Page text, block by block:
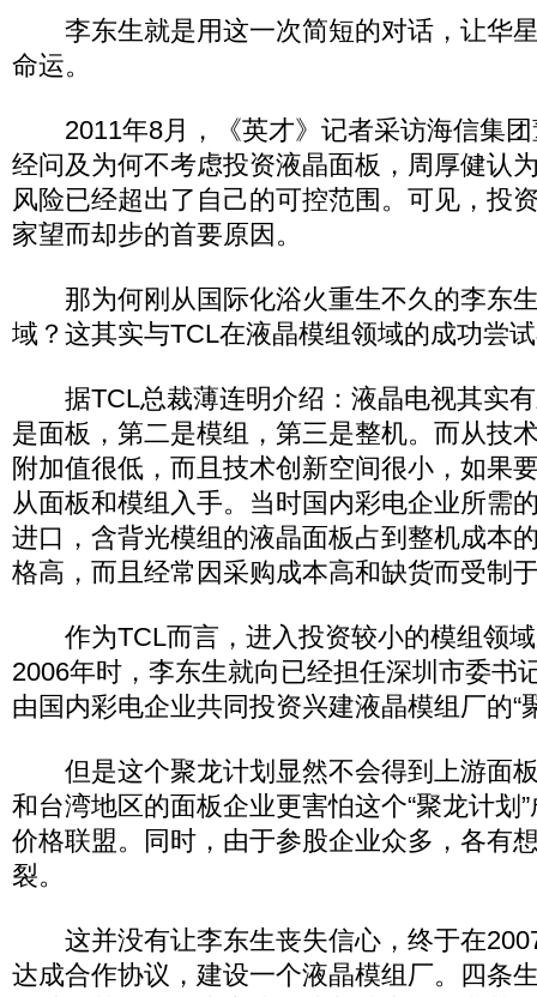
李东生就是用这一次简短的对话，让华
命运。
2011年8月，《英才》记者采访海信集团
经问及为何不考虑投资液晶面板，周厚健认
风险已经超出了自己的可控范围。可见，投
家望而却步的首要原因。
那为何刚从国际化浴火重生不久的李东
域？这其实与TCL在液晶模组领域的成功尝
据TCL总裁薄连明介绍：液晶电视其实有
是面板，第二是模组，第三是整机。而从技
附加值很低，而且技术创新空间很小，如果
从面板和模组入手。当时国内彩电企业所需
进口，含背光模组的液晶面板占到整机成本
格高，而且经常因采购成本高和缺货而受制
作为TCL而言，进入投资较小的模组领域
2006年时，李东生就向已经担任深圳市委书
由国内彩电企业共同投资兴建液晶模组厂的“
但是这个聚龙计划显然不会得到上游面
和台湾地区的面板企业更害怕这个“聚龙计划
价格联盟。同时，由于参股企业众多，各有
裂。
这并没有让李东生丧失信心，终于在
达成合作协议，建设一个液晶模组厂。四条